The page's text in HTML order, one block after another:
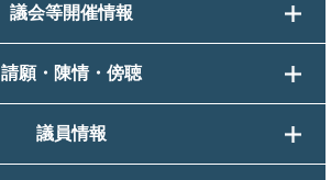
議会等開催情報
請願・陳情・傍聴
議員情報